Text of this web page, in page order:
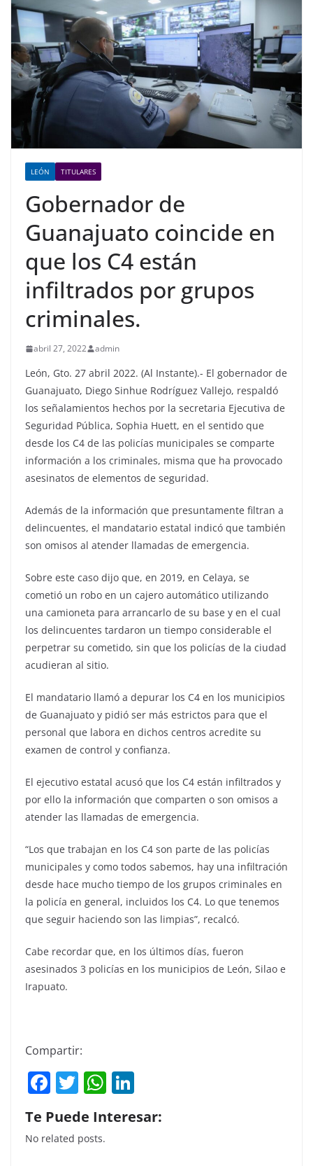
LEÓN TITULARES
Gobernador de
Guanajuato coincide en
que los C4 están
infiltrados por grupos
criminales.
abril 27, 2022 admin
León, Gto. 27 abril 2022. (Al Instante).- El gobernador de
Guanajuato, Diego Sinhue Rodríguez Vallejo, respaldó
los señalamientos hechos por la secretaria Ejecutiva de
Seguridad Pública, Sophia Huett, en el sentido que
desde los C4 de las policías municipales se comparte
información a los criminales, misma que ha provocado
asesinatos de elementos de seguridad.
Además de la información que presuntamente filtran a
delincuentes, el mandatario estatal indicó que también
son omisos al atender llamadas de emergencia.
Sobre este caso dijo que, en 2019, en Celaya, se
cometió un robo en un cajero automático utilizando
una camioneta para arrancarlo de su base y en el cual
los delincuentes tardaron un tiempo considerable el
perpetrar su cometido, sin que los policías de la ciudad
acudieran al sitio.
El mandatario llamó a depurar los C4 en los municipios
de Guanajuato y pidió ser más estrictos para que el
personal que labora en dichos centros acredite su
examen de control y confianza.
El ejecutivo estatal acusó que los C4 están infiltrados y
por ello la información que comparten o son omisos a
atender las llamadas de emergencia.
“Los que trabajan en los C4 son parte de las policías
municipales y como todos sabemos, hay una infiltración
desde hace mucho tiempo de los grupos criminales en
la policía en general, incluidos los C4. Lo que tenemos
que seguir haciendo son las limpias”, recalcó.
Cabe recordar que, en los últimos días, fueron
asesinados 3 policías en los municipios de León, Silao e
Irapuato.
Compartir:
F
a
c
e
T
w
itt
er
W
h
at k
Te Puede Interesar:
No related posts.